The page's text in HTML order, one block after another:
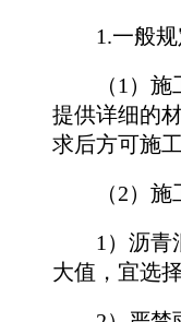
1.一般规
（1）施工
提供详细的
求后方可施工
（2）施工
1）沥青混
大值，宜选